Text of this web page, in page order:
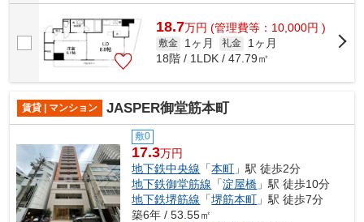
18.7万円 (管理費等：10,000円 )
敷金 1ヶ月 礼金
1ヶ月
18階 / 1LDK / 47.79㎡
賃貸 | マンション JASPER御堂筋本町
敷0
17.3万円
地下鉄中央線 「本町 」駅 徒歩2分
地下鉄御堂筋線 「淀屋橋 」駅 徒歩10分
地下鉄堺筋線 「堺筋本町 」駅 徒歩7分
築6年 / 53.55㎡